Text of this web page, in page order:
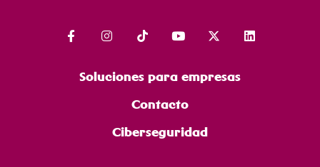
Soluciones para empresas
Contacto
Ciberseguridad